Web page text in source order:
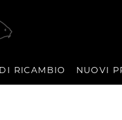
RICAMBIO NUOVI